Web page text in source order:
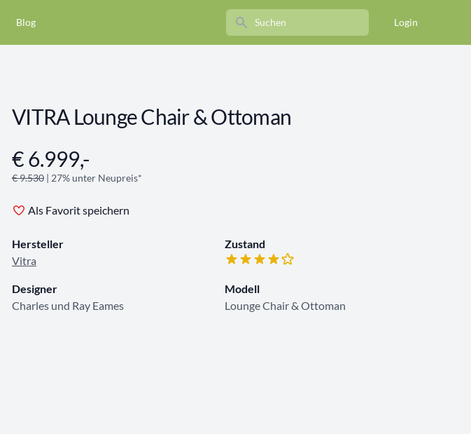
Blog Search Login
VITRA Lounge Chair & Ottoman
Angebotsinformationen
€ 6.999,-
€ 9.530 | 27% unter Neupreis*
Als Favorit speichern
Hersteller
Vitra
Zustand
Designer
Charles und Ray Eames
Modell
Lounge Chair & Ottoman